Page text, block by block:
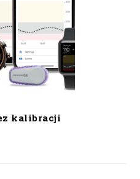
kalibracji